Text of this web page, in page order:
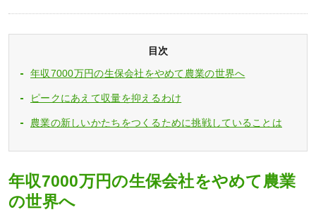
目次
年収7000万円の生保会社をやめて農業の世界へ
ピークにあえて収量を抑えるわけ
農業の新しいかたちをつくるために挑戦していることは
年収7000万円の生保会社をやめて農業
の世界へ